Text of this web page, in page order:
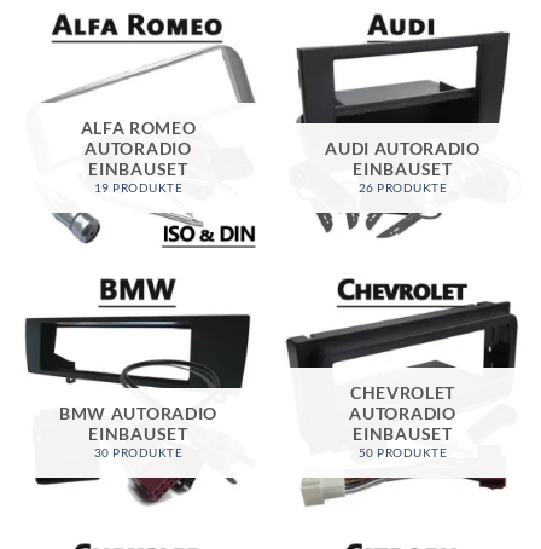
ALFA ROMEO
AUTORADIO
EINBAUSET
19 PRODUKTE
AUDI AUTORADIO
EINBAUSET
26 PRODUKTE
BMW AUTORADIO
EINBAUSET
30 PRODUKTE
CHEVROLET
AUTORADIO
EINBAUSET
50 PRODUKTE